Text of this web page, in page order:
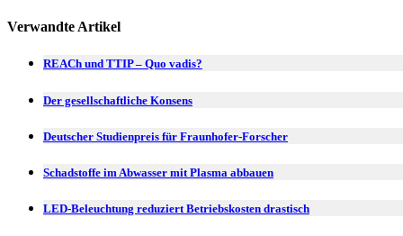
Verwandte Artikel
REACh und TTIP – Quo vadis?
Der gesellschaftliche Konsens
Deutscher Studienpreis für Fraunhofer-Forscher
Schadstoffe im Abwasser mit Plasma abbauen
LED-Beleuchtung reduziert Betriebskosten drastisch